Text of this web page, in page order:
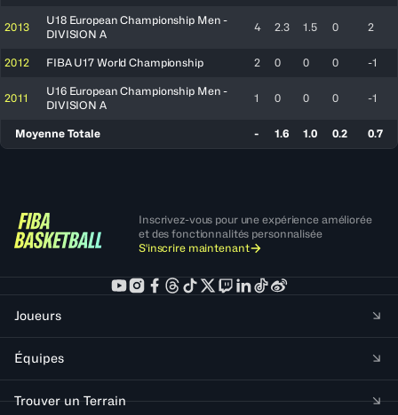
2013
U18 European Championship Men -
DIVISION A
4 2.3 1.5 0 2
2012 FIBA U17 World Championship 2 0 0 0 -1
2011
U16 European Championship Men -
DIVISION A
1 0 0 0 -1
Moyenne Totale - 1.6 1.0 0.2 0.7
Inscrivez-vous pour une expérience améliorée
et des fonctionnalités personnalisée
S'inscrire maintenant
Joueurs
Équipes
Trouver un Terrain